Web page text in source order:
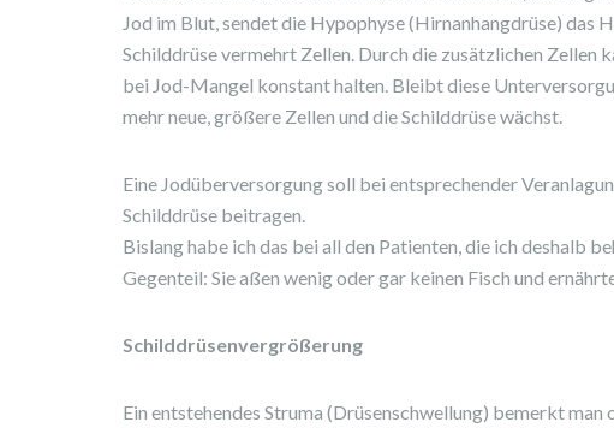
Jod im Blut, sendet die Hypophyse (Hirnanhangdrüse) das
Schilddrüse vermehrt Zellen. Durch die zusätzlichen Zellen
bei Jod-Mangel konstant halten. Bleibt diese
mehr neue, größere Zellen und die Schilddrüse wächst.
Eine Jodüberversorgung soll bei entsprechender
Schilddrüse beitragen.
Bislang habe ich das bei all den Patienten, die ich deshalb
Gegenteil: Sie aßen wenig oder gar keinen Fisch und
Schilddrüsenvergrößerung
Ein entstehendes Struma (Drüsenschwellung) bemerkt